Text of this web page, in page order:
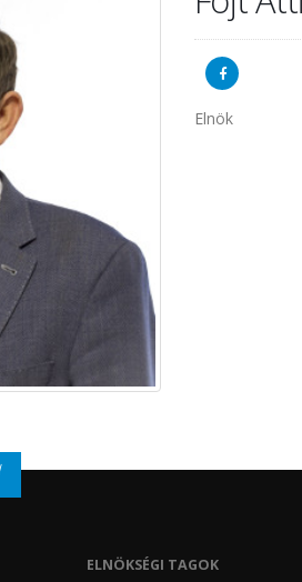
Elnök
ELNÖKSÉGI TAGOK